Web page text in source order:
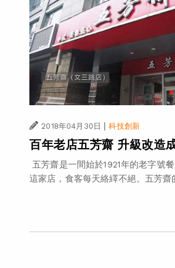
2018年04月30日 | 科技創新
百年老店五芳齋 升級改造
五芳齋是一間始於1921年的老字號
這家店，食客每天絡繹不絕。五芳齋